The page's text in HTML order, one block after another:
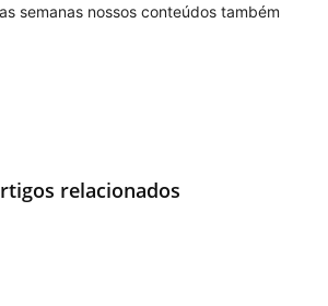
semanas nossos conteúdos também
relacionados